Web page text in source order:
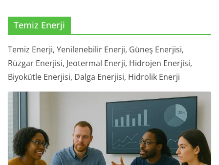
Temiz Enerji
Temiz Enerji, Yenilenebilir Enerji, Güneş Enerjisi,
Rüzgar Enerjisi, Jeotermal Enerji, Hidrojen Enerjisi,
Biyokütle Enerjisi, Dalga Enerjisi, Hidrolik Enerji